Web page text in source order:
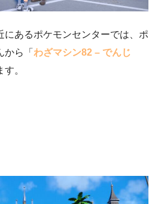
にあるポケモンセンターでは、ポ
ら「 わざマシン82 – でんじ
。